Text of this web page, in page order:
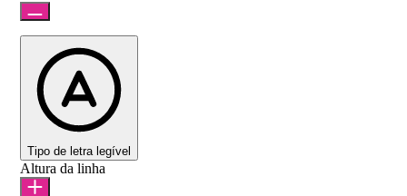
Tipo de letra legível
Altura da linha